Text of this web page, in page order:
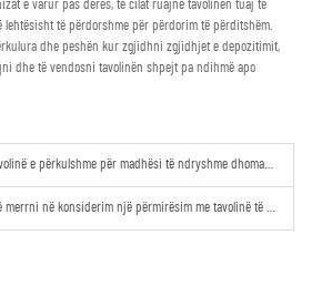
e varur pas derës, të cilat ruajnë tavolinën tuaj të
lehtësisht të përdorshme për përdorim të përditshëm.
dhe peshën kur zgjidhni zgjidhjet e depozitimit,
dhe të vendosni tavolinën shpejt pa ndihmë apo
e përkulshme për madhësi të ndryshme dhomash?
në konsiderim një përmirësim me tavolinë të përshtatshme?